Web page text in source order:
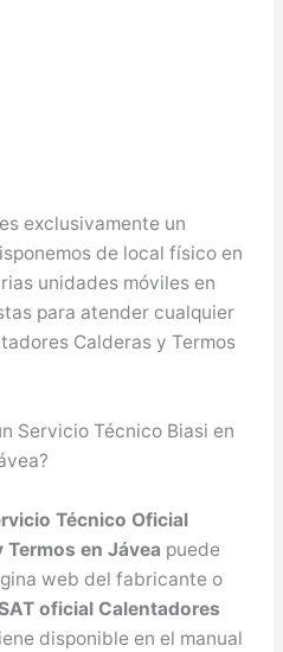
exclusivamente un
de local físico en
unidades móviles en
para atender cualquier
Calderas y Termos
Servicio Técnico Biasi en
Técnico Oficial
en Jávea puede
web del fabricante o
oficial Calentadores
disponible en el manual